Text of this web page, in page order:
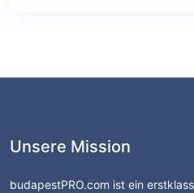
Unsere Mission
budapestPRO.com ist ein